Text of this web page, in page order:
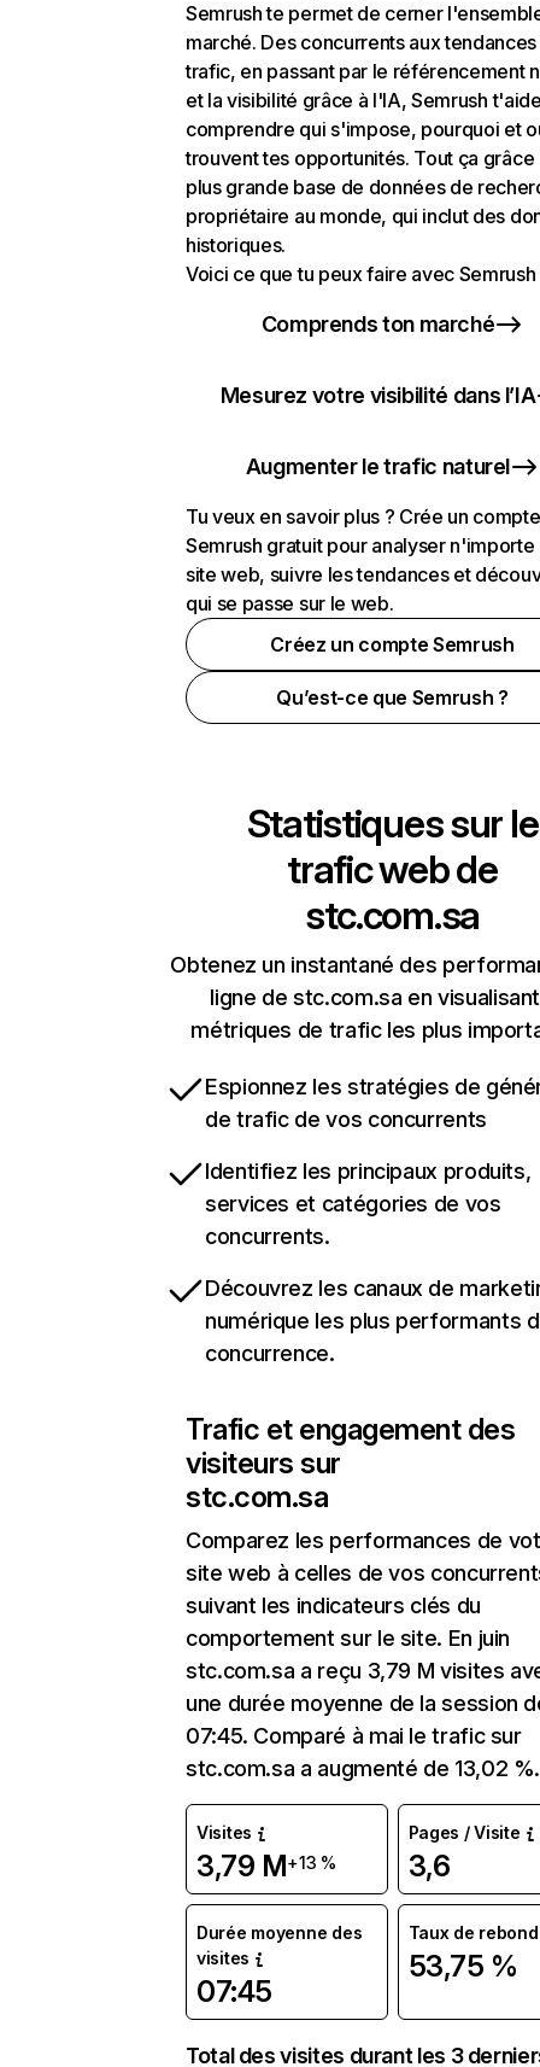
Semrush te permet de cerner
marché. Des concurrents aux
trafic, en passant par le référencement
et la visibilité grâce à l'IA, Semrush
comprendre qui s'impose, pourquoi et
trouvent tes opportunités. Tout ça grâce
plus grande base de données de
propriétaire au monde, qui inclut des
historiques.
Voici ce que tu peux faire avec Semrush
Comprends ton marché
Mesurez votre visibilité dans l’IA
Augmenter le trafic naturel
Tu veux en savoir plus ? Crée un compte
Semrush gratuit pour analyser n'importe
site web, suivre les tendances et
qui se passe sur le web.
Créez un compte Semrush
Qu’est-ce que Semrush ?
Statistiques sur le
trafic web de
stc.com.sa
Obtenez un instantané des
ligne de stc.com.sa en
métriques de trafic les plus
Espionnez les stratégies de
de trafic de vos concurrents
Identifiez les principaux produits,
services et catégories de vos
concurrents.
Découvrez les canaux de
numérique les plus performants
concurrence.
Trafic et engagement des
visiteurs sur
stc.com.sa
Comparez les performances de
site web à celles de vos
suivant les indicateurs clés du
comportement sur le site. En juin
stc.com.sa a reçu 3,79 M visites
une durée moyenne de la session
07:45. Comparé à mai le trafic sur
stc.com.sa a augmenté de 13,02 %.
Visites
3,79 M+13 %
Pages / Visite
3,6
Durée moyenne des
visites
07:45
Taux de rebond
53,75 %
Total des visites durant les 3